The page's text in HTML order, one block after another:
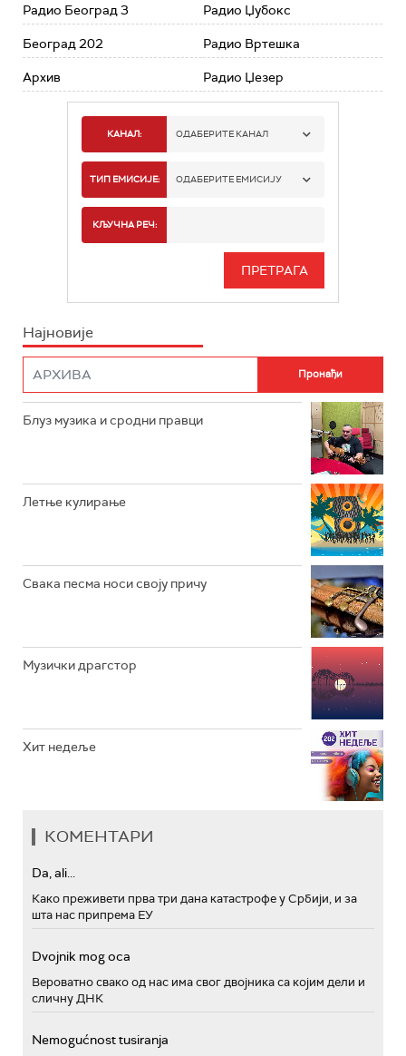
Радио Београд 3
Београд 202
Архив
Радио Џубокс
Радио Вртешка
Радио Џезер
КАНАЛ: ОДАБЕРИТЕ КАНАЛ
РАДИО БЕОГРАД 1
РАДИО БЕОГРАД 3
РАДИО РОКЕНРОЛЕР
РАДИО ЏЕЗЕР
ТИП ЕМИСИЈЕ: ОДАБЕРИТЕ ЕМИСИЈУ
ИНФО
КЉУЧНА РЕЧ:
Најновије
Блуз музика и сродни правци
Летње кулирање
Свака песма носи своју причу
Музички драгстор
Хит недеље
КОМЕНТАРИ
Da, ali...
Како преживети прва три дана катастрофе у Србији, и за
шта нас припрема ЕУ
Dvojnik mog oca
Вероватно свако од нас има свог двојника са којим дели и
сличну ДНК
Nemogućnost tusiranja